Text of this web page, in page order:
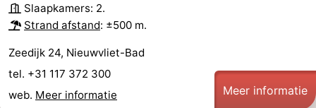
Slaapkamers: 2.
Strand afstand: ±500 m.
Zeedijk 24, Nieuwvliet-Bad
tel. +31 117 372 300
web. Meer informatie Meer informatie